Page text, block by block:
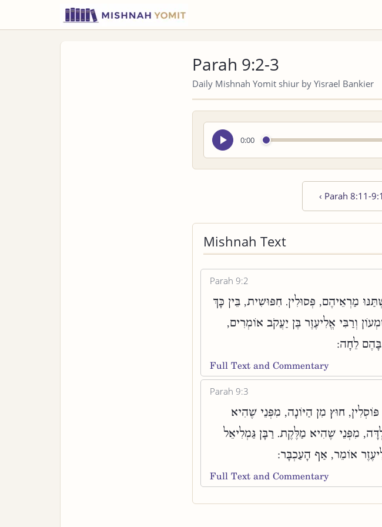
Parah 9:2-3
Daily Mishnah Yomit shiur by Yisrael Bankier
0:00
Seek
audio
‹ Parah 8:11-9:1
Mishnah Text
Parah 9:2
מַרְאֵיהֶם, פְּסוּלִין. חִפּוּשִׁית, בֵּין כָּךְ
וְרַבִּי אֱלִיעֶזֶר בֶּן יַעֲקֹב אוֹמְרִים,
בָּהֶם לֵחָה:
Full Text and Commentary
Parah 9:3
חוּץ מִן הַיּוֹנָה, מִפְּנֵי שֶׁהִיא
מִפְּנֵי שֶׁהִיא מַלֶּקֶת. רַבָּן גַּמְלִיאֵל
אוֹמֵר, אַף הָעַכְבָּר:
Full Text and Commentary